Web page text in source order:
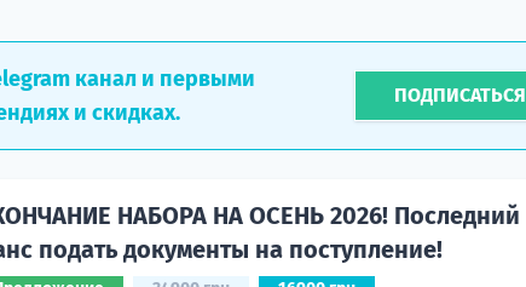
канал и первыми
и скидках.
ПОДПИСАТЬСЯ
НАБОРА НА ОСЕНЬ 2026! Последний
подать документы на поступление!